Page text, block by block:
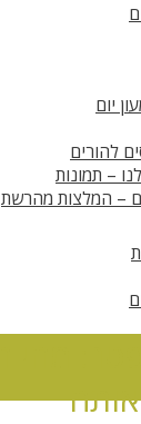
יום
להורים
– תמונות
– המלצות מהרשת